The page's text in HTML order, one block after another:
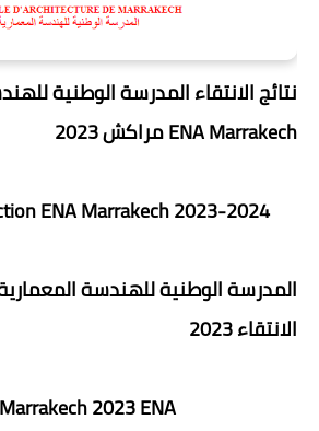
نتائج الانتقاء المدرسة الوطنية
مراكش 2023 ENA Marrakech
ENA Marrakech 2023-2024
المدرسة الوطنية للهندسة
الانتقاء2023
Marrakech2023 ENA